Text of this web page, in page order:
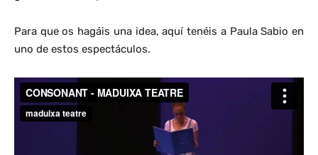
Para que os hagáis una idea, aquí tenéis a Paula Sabio en
uno de estos espectáculos.